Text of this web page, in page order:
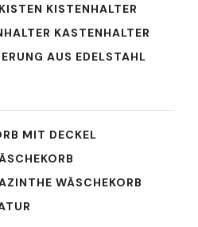
KISTENHALTER
KASTENHALTER
AUS EDELSTAHL
MIT DECKEL
WÄSCHEKORB